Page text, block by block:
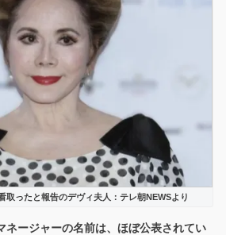
取ったと報告のデヴィ夫人：テレ朝NEWSより
ネージャーの名前は、ほぼ公表されてい